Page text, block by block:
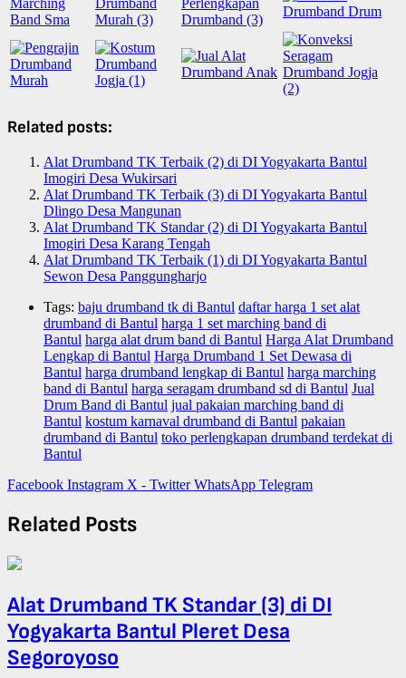
Related posts:
Alat Drumband TK Terbaik (2) di DI Yogyakarta Bantul
Imogiri Desa Wukirsari
Alat Drumband TK Terbaik (3) di DI Yogyakarta Bantul
Dlingo Desa Mangunan
Alat Drumband TK Standar (2) di DI Yogyakarta Bantul
Imogiri Desa Karang Tengah
Alat Drumband TK Terbaik (1) di DI Yogyakarta Bantul
Sewon Desa Panggungharjo
Tags: baju drumband tk di Bantul daftar harga 1 set alat
drumband di Bantul harga 1 set marching band di
Bantul harga alat drum band di Bantul Harga Alat Drumband
Lengkap di Bantul Harga Drumband 1 Set Dewasa di
Bantul harga drumband lengkap di Bantul harga marching
band di Bantul harga seragam drumband sd di Bantul Jual
Drum Band di Bantul jual pakaian marching band di
Bantul kostum karnaval drumband di Bantul pakaian
drumband di Bantul toko perlengkapan drumband terdekat di
Bantul
Facebook Instagram X - Twitter WhatsApp Telegram
Related Posts
Alat Drumband TK Standar (3) di DI
Yogyakarta Bantul Pleret Desa
Segoroyoso